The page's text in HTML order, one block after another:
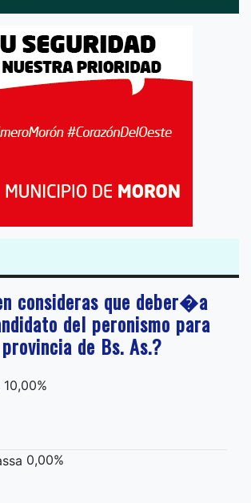
consideras que deber�a
del peronismo para
de Bs. As.?
10,00%
0,00%